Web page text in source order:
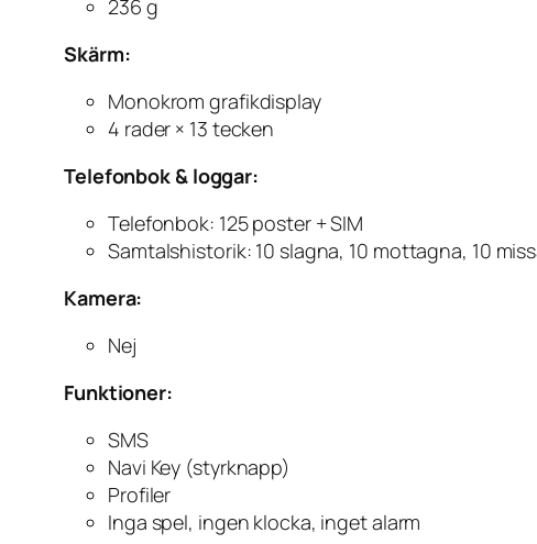
236 g
Skärm:
Monokrom grafikdisplay
4 rader × 13 tecken
Telefonbok & loggar:
Telefonbok: 125 poster + SIM
Samtalshistorik: 10 slagna, 10 mottagna, 10
Kamera:
Nej
Funktioner:
SMS
Navi Key (styrknapp)
Profiler
Inga spel, ingen klocka, inget alarm